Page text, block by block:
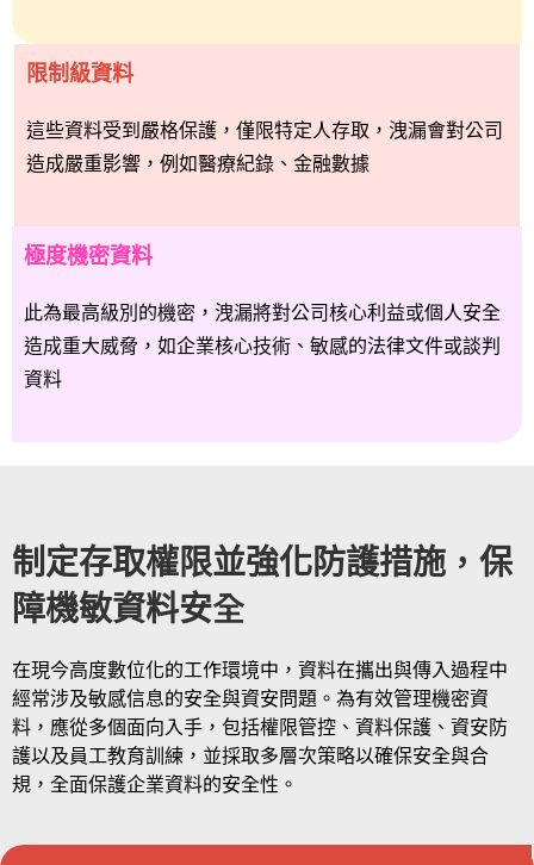
限制級資料
這些資料受到嚴格保護，僅限特定人存取，洩漏會對公司
造成嚴重影響，例如醫療紀錄、金融數據
極度機密資料
此為最高級別的機密，洩漏將對公司核心利益或個人安全
造成重大威脅，如企業核心技術、敏感的法律文件或談判
資料
制定存取權限並強化防護措施，保
障機敏資料安全
在現今高度數位化的工作環境中，資料在攜出與傳入過程中
經常涉及敏感信息的安全與資安問題。為有效管理機密資
料，應從多個面向入手，包括權限管控、資料保護、資安防
護以及員工教育訓練，並採取多層次策略以確保安全與合
規，全面保護企業資料的安全性。